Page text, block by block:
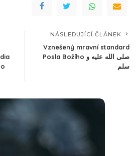
NÁSLEDUJÍCÍ ČLÁNEK
Vznešený mravní standard
Posla Božího صلى الله عليه و
سلم